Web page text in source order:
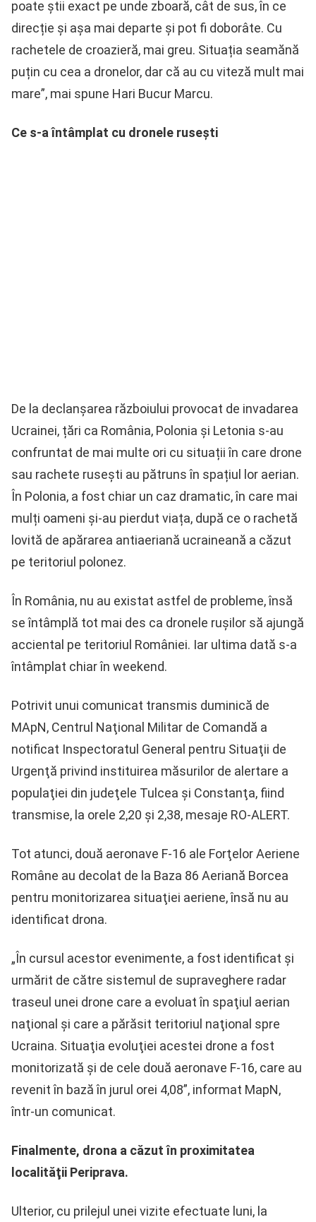
poate știi exact pe unde zboară, cât de sus, în ce
direcție și așa mai departe și pot fi doborâte. Cu
rachetele de croazieră, mai greu. Situația seamănă
puțin cu cea a dronelor, dar că au cu viteză mult mai
mare”, mai spune Hari Bucur Marcu.
Ce s-a întâmplat cu dronele rusești
De la declanșarea războiului provocat de invadarea
Ucrainei, țări ca România, Polonia și Letonia s-au
confruntat de mai multe ori cu situații în care drone
sau rachete rusești au pătruns în spațiul lor aerian.
În Polonia, a fost chiar un caz dramatic, în care mai
mulți oameni și-au pierdut viața, după ce o rachetă
lovită de apărarea antiaeriană ucraineană a căzut
pe teritoriul polonez.
În România, nu au existat astfel de probleme, însă
se întâmplă tot mai des ca dronele rușilor să ajungă
acciental pe teritoriul României. Iar ultima dată s-a
întâmplat chiar în weekend.
Potrivit unui comunicat transmis duminică de
MApN, Centrul Naţional Militar de Comandă a
notificat Inspectoratul General pentru Situaţii de
Urgenţă privind instituirea măsurilor de alertare a
populaţiei din judeţele Tulcea şi Constanţa, fiind
transmise, la orele 2,20 şi 2,38, mesaje RO-ALERT.
Tot atunci, două aeronave F-16 ale Forţelor Aeriene
Române au decolat de la Baza 86 Aeriană Borcea
pentru monitorizarea situaţiei aeriene, însă nu au
identificat drona.
„În cursul acestor evenimente, a fost identificat şi
urmărit de către sistemul de supraveghere radar
traseul unei drone care a evoluat în spaţiul aerian
naţional şi care a părăsit teritoriul naţional spre
Ucraina. Situaţia evoluţiei acestei drone a fost
monitorizată şi de cele două aeronave F-16, care au
revenit în bază în jurul orei 4,08”, informat MapN,
într-un comunicat.
Finalmente, drona a căzut în proximitatea
localităţii Periprava.
Ulterior, cu prilejul unei vizite efectuate luni, la